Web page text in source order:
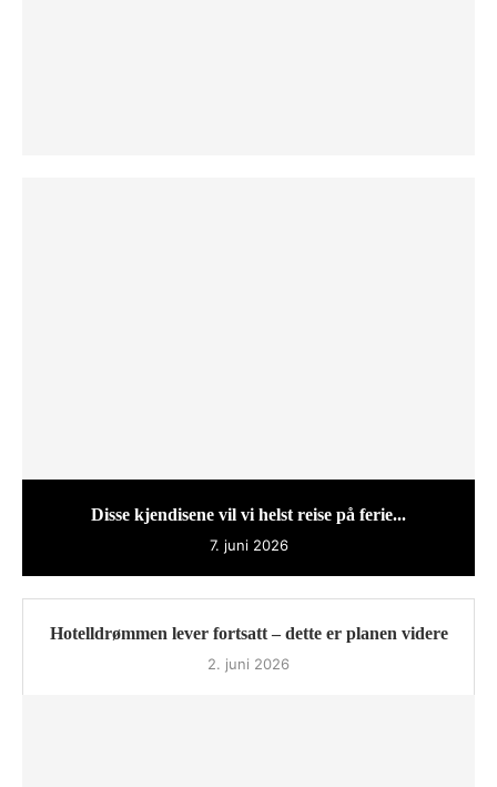
Disse kjendisene vil vi helst reise på ferie...
7. juni 2026
Hotelldrømmen lever fortsatt – dette er planen videre
2. juni 2026